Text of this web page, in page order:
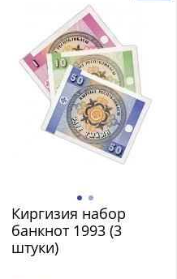
Киргизия набор
банкнот 1993 (3
штуки)